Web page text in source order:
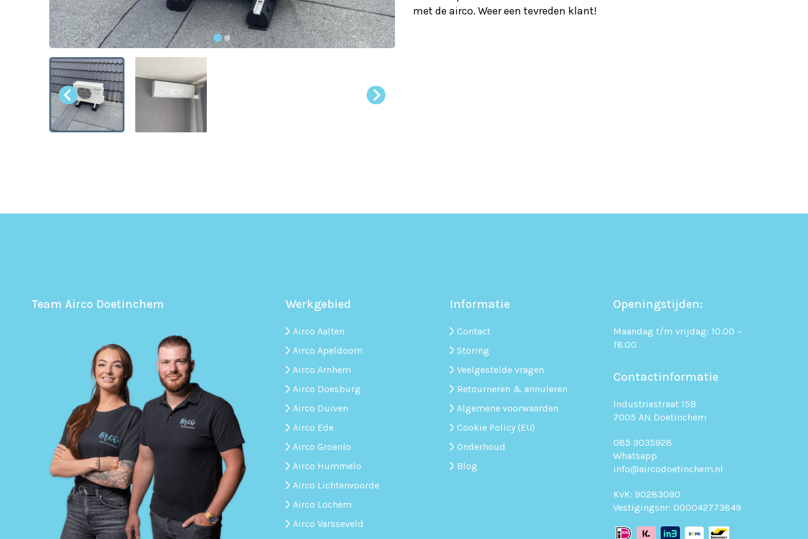
met de airco. Weer een tevreden klant!
Team Airco Doetinchem Werkgebied
Airco Aalten
Airco Apeldoorn
Airco Arnhem
Airco Doesburg
Airco Duiven
Airco Ede
Airco Groenlo
Airco Hummelo
Airco Lichtenvoorde
Airco Lochem
Airco Varsseveld
Informatie
Contact
Storing
Veelgestelde vragen
Retourneren & annuleren
Algemene voorwaarden
Cookie Policy (EU)
Onderhoud
Blog
Openingstijden:
Maandag t/m vrijdag: 10.00 –
18.00
Contactinformatie
Industriestraat 15B
7005 AN Doetinchem
085 3035928
Whatsapp
info@aircodoetinchem.nl
KvK: 90283090
Vestigingsnr: 000042773849